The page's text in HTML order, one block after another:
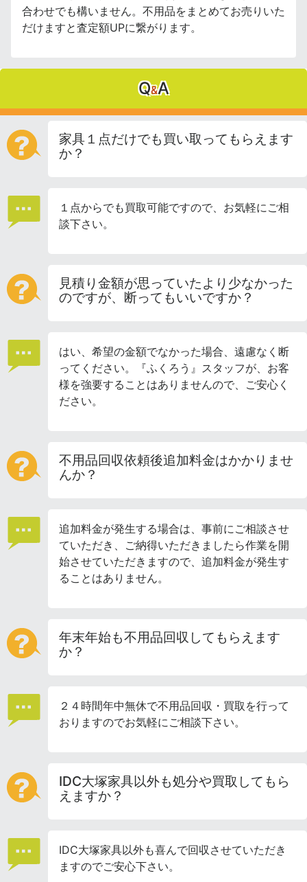
合わせでも構いません。不用品をまとめてお売りいた
だけますと査定額UPに繋がります。
Q&A
家具１点だけでも買い取ってもらえます
か？
１点からでも買取可能ですので、お気軽にご相
談下さい。
見積り金額が思っていたより少なかった
のですが、断ってもいいですか？
はい、希望の金額でなかった場合、遠慮なく断
ってください。『ふくろう』スタッフが、お客
様を強要することはありませんので、ご安心く
ださい。
不用品回収依頼後追加料金はかかりませ
んか？
追加料金が発生する場合は、事前にご相談させ
ていただき、ご納得いただきましたら作業を開
始させていただきますので、追加料金が発生す
ることはありません。
年末年始も不用品回収してもらえます
か？
２４時間年中無休で不用品回収・買取を行って
おりますのでお気軽にご相談下さい。
IDC大塚家具以外も処分や買取してもら
えますか？
IDC大塚家具以外も喜んで回収させていただき
ますのでご安心下さい。